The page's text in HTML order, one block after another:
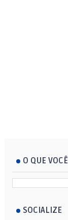
O QUE
SOCIALIZE